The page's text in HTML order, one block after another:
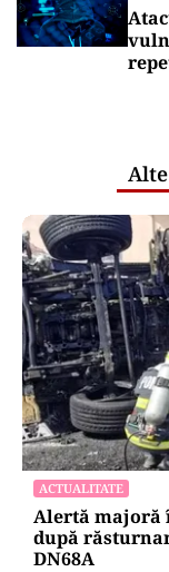
ACTUALITATE
Alertă majoră
după
DN68A